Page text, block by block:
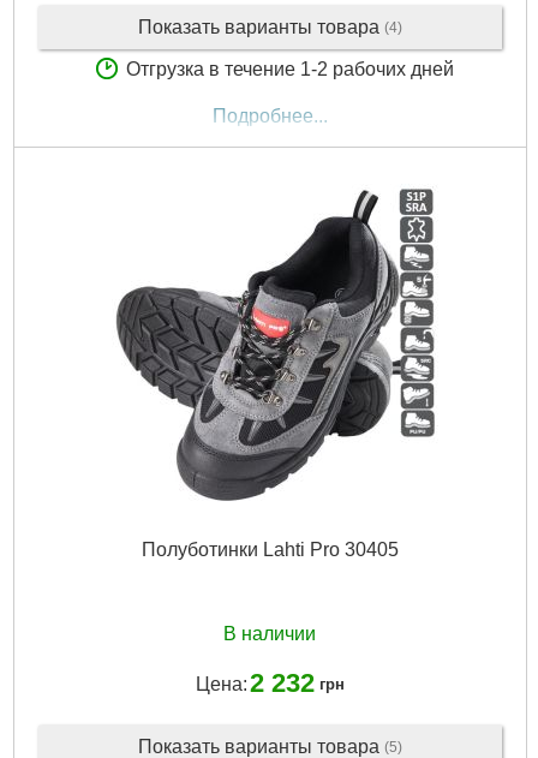
Показать варианты товара (4)
Отгрузка в течение 1-2 рабочих дней
Подробнее...
Полуботинки Lahti Pro 30405
В наличии
Цена:2 232 грн
Показать варианты товара (5)